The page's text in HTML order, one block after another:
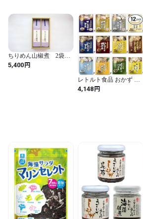
ちりめん山椒煮 2袋
（75g×2袋）桐箱入り
5,400円
レトルト食品 おかず 魚
北海道産 パウチセット
さんま いわし ほっけ等
4,148円